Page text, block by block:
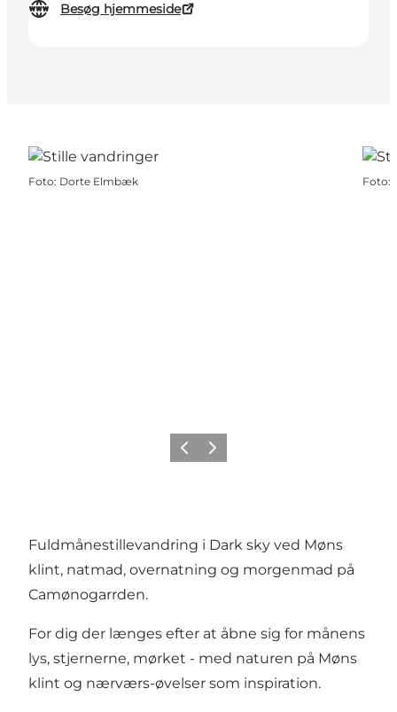
Besøg hjemmeside
Foto: Dorte Elmbæk Foto:
ForrigeNæste
Fuldmånestillevandring i Dark sky ved Møns
klint, natmad, overnatning og morgenmad på
Camønogarrden.
For dig der længes efter at åbne sig for månens
lys, stjernerne, mørket - med naturen på Møns
klint og nærværs-øvelser som inspiration.